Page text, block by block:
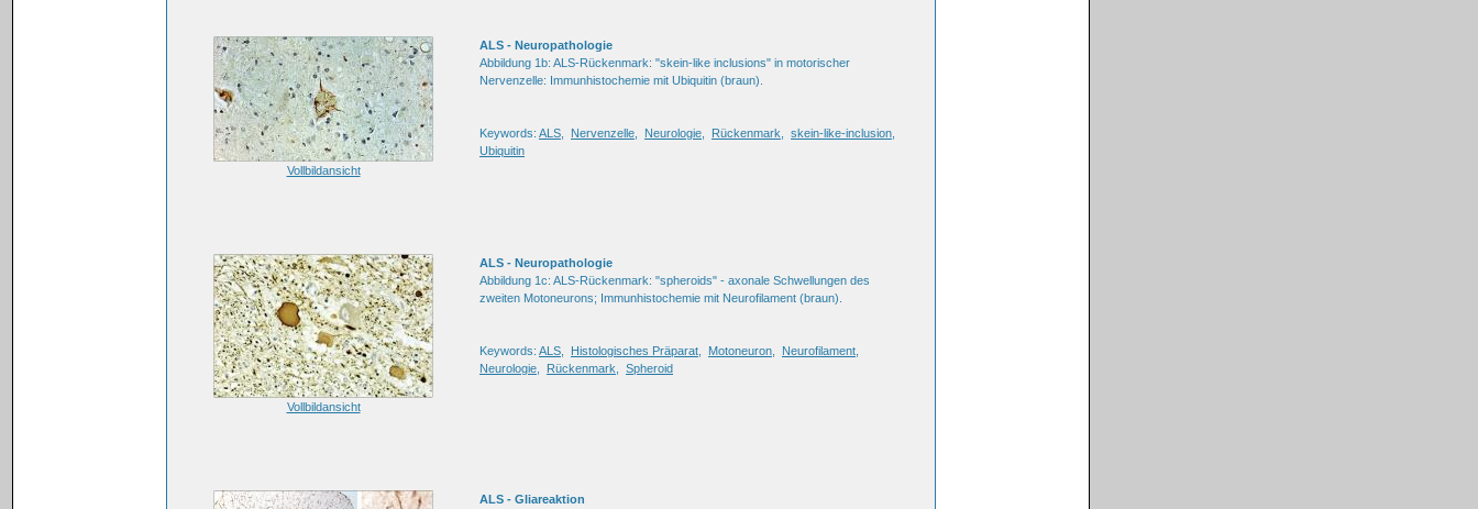
Vollbildansicht
ALS - Neuropathologie
Abbildung 1b: ALS-Rückenmark: "skein-like inclusions" in motorischer
Nervenzelle: Immunhistochemie mit Ubiquitin (braun).
Keywords: ALS Nervenzelle Neurologie Rückenmark skein-like-inclusion
Ubiquitin
Vollbildansicht
ALS - Neuropathologie
Abbildung 1c: ALS-Rückenmark: "spheroids" - axonale Schwellungen des
zweiten Motoneurons; Immunhistochemie mit Neurofilament (braun).
Keywords: ALS Histologisches Präparat Motoneuron Neurofilament
Neurologie
Rückenmark Spheroid
ALS - Gliareaktion